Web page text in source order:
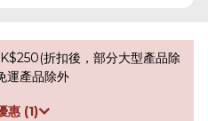
折扣後，部分大型產品除
運產品除外
惠 (1)